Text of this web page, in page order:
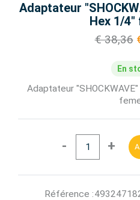
Adaptateur
Hex 1/
€ 38,36
En
Adaptateur
- +
Référence :